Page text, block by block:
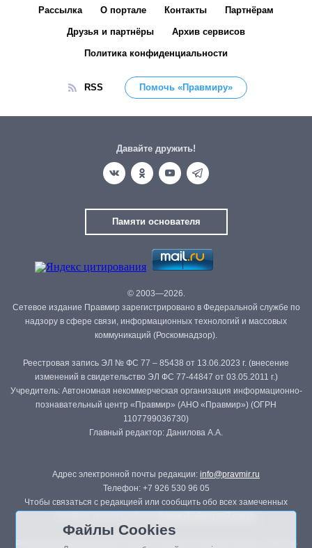
Рассылка О портале Контакты Партнёрам
Друзья и партнёры Архив сервисов
Политика конфиденциальности
RSS Помочь «Правмиру»
Давайте дружить!
Памяти основателя
© 2003—2026.
Сетевое издание Правмир зарегистрировано в Федеральной службе по
надзору в сфере связи, информационных технологий и массовых
коммуникаций (Роскомнадзор).
Реестровая запись ЭЛ № ФС 77 – 85438 от 13.06.2023 г. (внесение
изменений в свидетельство ЭЛ ФС 77-44847 от 03.05.2011 г.)
Учредитель: Автономная некоммерческая организация информационно-
познавательный центр «Правмир» (АНО «Правмир») (ОГРН
1107799036730)
Главный редактор: Данилова А.А.
Адрес электронной почты редакции: info@pravmir.ru
Телефон: +7 926 530 96 05
Чтобы связаться с редакцией или сообщить обо всех замеченных
Републикация материалов сайта в печатных изданиях (книгах, прессе)
Файлы Cookies